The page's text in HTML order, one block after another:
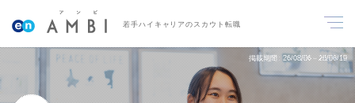
若手ハイキャリアのスカウト転職
掲載期間 26/08/06～26/08/19